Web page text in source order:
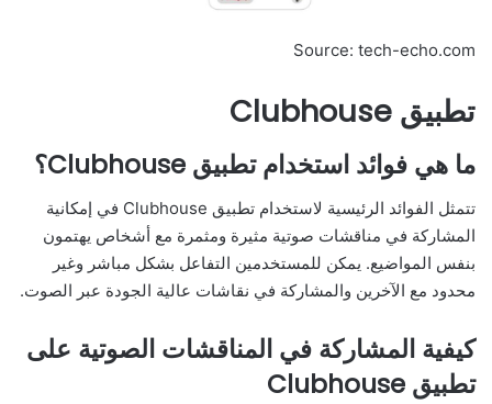
Source: tech-echo.com
تطبيق Clubhouse
ما هي فوائد استخدام تطبيق Clubhouse؟
تتمثل الفوائد الرئيسية لاستخدام تطبيق Clubhouse في إمكانية
المشاركة في مناقشات صوتية مثيرة ومثمرة مع أشخاص يهتمون
بنفس المواضيع. يمكن للمستخدمين التفاعل بشكل مباشر وغير
محدود مع الآخرين والمشاركة في نقاشات عالية الجودة عبر الصوت.
كيفية المشاركة في المناقشات الصوتية على
تطبيق Clubhouse